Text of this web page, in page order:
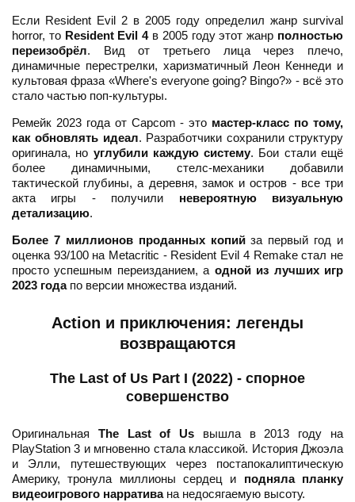
Если Resident Evil 2 в 2005 году определил жанр survival
horror, то Resident Evil 4в 2005 году этот жанр полностью
переизобрёл. Вид от третьего лица через плечо,
динамичные перестрелки, харизматичный Леон Кеннеди и
культовая фраза «Where's everyone going? Bingo?» - всё это
стало частью поп-культуры.
Ремейк 2023 года от Capcom - это мастер-класс по тому,
как обновлять идеал. Разработчики сохранили структуру
оригинала, но углубили каждую систему. Бои стали ещё
более динамичными, стелс-механики добавили
тактической глубины, а деревня, замок и остров - все три
акта игры - получили невероятную визуальную
детализацию.
Более 7 миллионов проданных копийза первый год и
оценка 93/100 на Metacritic - Resident Evil 4 Remake стал не
просто успешным переизданием, а одной из лучших игр
2023 годапо версии множества изданий.
Action и приключения: легенды
возвращаются
The Last of Us Part I (2022) - спорное
совершенство
Оригинальная The Last of Us вышла в 2013 году на
PlayStation 3 и мгновенно стала классикой. История Джоэла
и Элли, путешествующих через постапокалиптическую
Америку, тронула миллионы сердец и подняла планку
видеоигрового нарративана недосягаемую высоту.